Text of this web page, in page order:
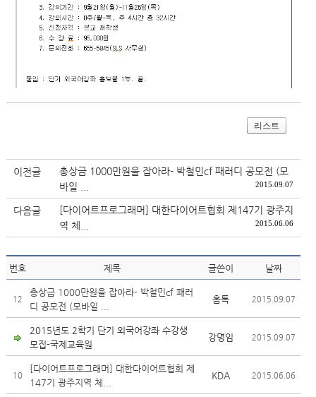
리스트
이전글
총상금 1000만원을 잡아라- 박철민cf 패러디 공모전 (모
바일 ...
2015.09.07
다음글
[다이어트프로그래머] 대한다이어트협회 제147기 광주지
역 체...
2015.06.06
번호 제목 글쓴이 날짜
12
총상금 1000만원을 잡아라- 박철민cf 패러
디 공모전 (모바일 ...
홈톡 2015.09.07
2015년도 2학기 단기 외국어강좌 수강생
모집-국제교육원
강명임 2015.09.07
10
[다이어트프로그래머] 대한다이어트협회 제
147기 광주지역 체...
KDA 2015.06.06